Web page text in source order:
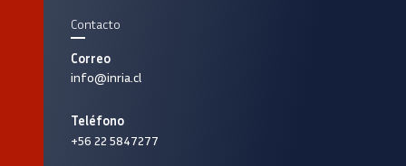
Contacto
Correo
info@inria.cl
Teléfono
+56 22 5847277